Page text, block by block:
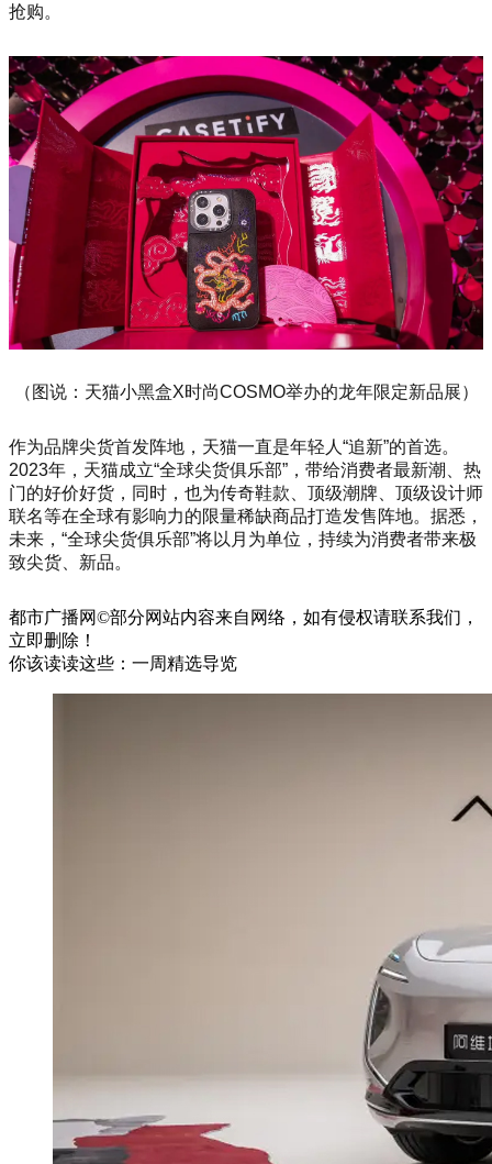
抢购。
（图说：天猫小黑盒X时尚COSMO举办的龙年限定新品展）
作为品牌尖货首发阵地，天猫一直是年轻人“追新”的首选。
2023年，天猫成立“全球尖货俱乐部”，带给消费者最新潮、热
门的好价好货，同时，也为传奇鞋款、顶级潮牌、顶级设计师
联名等在全球有影响力的限量稀缺商品打造发售阵地。据悉，
未来，“全球尖货俱乐部”将以月为单位，持续为消费者带来极
致尖货、新品。
都市广播网©部分网站内容来自网络，如有侵权请联系我们，
立即删除！
你该读读这些：一周精选导览